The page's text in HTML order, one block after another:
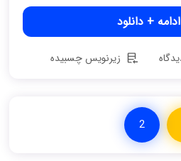
ادامه + دانلود
زیرنویس چسبیده
2